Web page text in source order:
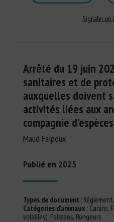
Signaler un
Arrêté du 19 juin
sanitaires et de
auxquelles doivent
activités liées aux
compagnie
Maud Faipoux
Publié en 2025
Types de document :
Catégories d'animaux : Canins,
volailles), Poissons, Rongeurs